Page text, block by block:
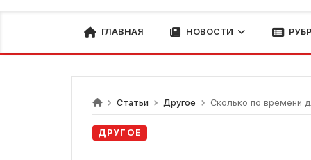
ГЛАВНАЯ НОВОСТИ
Статьи Другое Сколько по времени
ДРУГОЕ